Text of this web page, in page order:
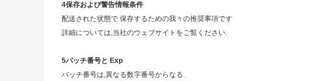
4保存および警告情報条件
配送された状態で 保存するための我々の推奨事項です
詳細については,当社のウェブサイトをご覧ください.
5バッチ番号と Exp
バッチ番号は,異なる数字番号からなる.